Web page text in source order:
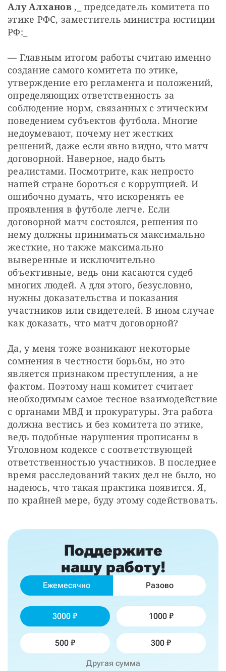
Алу Алханов ,_ председатель комитета по
этике РФС, заместитель министра юстиции
РФ:_
— Главным итогом работы считаю именно
создание самого комитета по этике,
утверждение его регламента и положений,
определяющих ответственность за
соблюдение норм, связанных с этическим
поведением субъектов футбола. Многие
недоумевают, почему нет жестких
решений, даже если явно видно, что матч
договорной. Наверное, надо быть
реалистами. Посмотрите, как непросто
нашей стране бороться с коррупцией. И
ошибочно думать, что искоренять ее
проявления в футболе легче. Если
договорной матч состоялся, решения по
нему должны приниматься максимально
жесткие, но также максимально
выверенные и исключительно
объективные, ведь они касаются судеб
многих людей. А для этого, безусловно,
нужны доказательства и показания
участников или свидетелей. В ином случае
как доказать, что матч договорной?
Да, у меня тоже возникают некоторые
сомнения в честности борьбы, но это
является признаком преступления, а не
фактом. Поэтому наш комитет считает
необходимым самое тесное взаимодействие
с органами МВД и прокуратуры. Эта работа
должна вестись и без комитета по этике,
ведь подобные нарушения прописаны в
Уголовном кодексе с соответствующей
ответственностью участников. В последнее
время расследований таких дел не было, но
надеюсь, что такая практика появится. Я,
по крайней мере, буду этому содействовать.
Поддержите
нашу работу!
Ежемесячно Разово
3000 1000
500 300